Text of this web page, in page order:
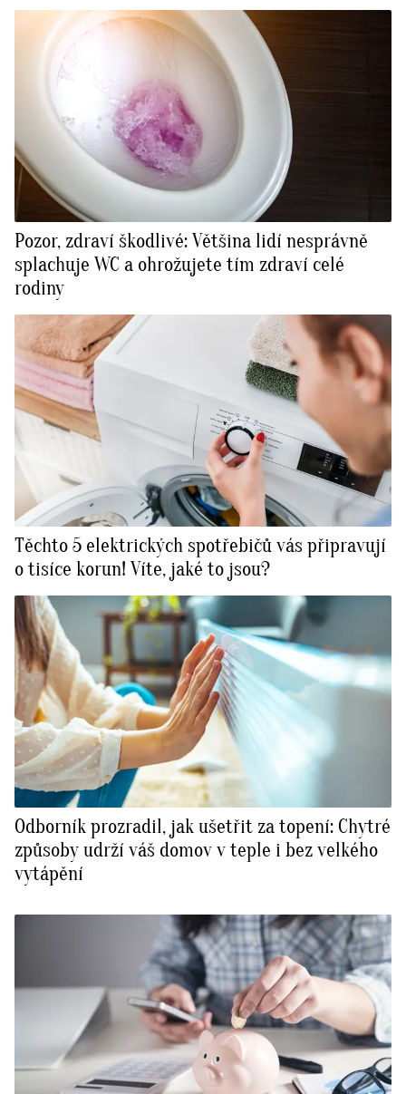
Pozor, zdraví škodlivé: Většina lidí nesprávně
splachuje WC a ohrožujete tím zdraví celé
rodiny
Těchto 5 elektrických spotřebičů vás připravují
o tisíce korun! Víte, jaké to jsou?
Odborník prozradil, jak ušetřit za topení: Chytré
způsoby udrží váš domov v teple i bez velkého
vytápění